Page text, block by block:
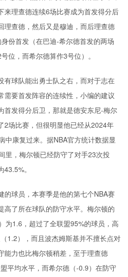
来理查德连续6场比赛成为首发得分后
理查德，然后又是穆迪，而后理查德
份首发（在巴迪-希尔德首发的两场
位，而希尔德算作3号位）。
有球队能出勇士队之右，而对于志在
需要首发阵容的连续性，小编的建议
首发得分后卫，那就是德安东尼-梅尔
2场比赛，但很明显他已经从2024年
中康复过来。据NBA官方统计数据显
里，梅尔顿已经防守了对手23次投
。
的球员，本赛季是他的第七个NBA赛
高了所在球队的防守水平。梅尔顿的
为1.6，超过了全联盟95%的球员，高
1.2），而且波杰姆斯基并不擅长点对
能力也比梅尔顿稍差，至于理查德
平均水平，而希尔德 （-0.9）在防守